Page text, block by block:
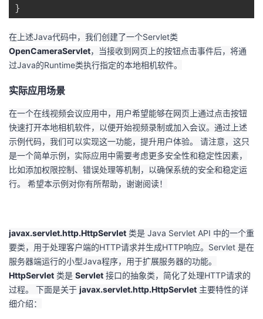
}
在上述Java代码中，我们创建了一个Servlet类
OpenCameraServlet，当接收到网页上的按钮点击事件后，将通
过Java的Runtime类执行指定的本地相机软件。
实际应用场景
在一个在线视频会议应用中，用户希望能够在网页上通过点击按钮
快速打开本地相机软件，以便开始视频录制或加入会议。通过上述
示例代码，我们可以实现这一功能，提升用户体验。 请注意，这只
是一个简单示例，实际应用中需要考虑更多安全性和稳定性因素，
比如添加权限控制、错误处理等机制，以确保系统的安全和稳定运
行。 希望本示例对你有所帮助，谢谢阅读！
javax.servlet.http.HttpServlet 类是 Java Servlet API 中的一个重
要类，用于处理客户端的HTTP请求并生成HTTP响应。Servlet 是在
服务器端运行的小型Java程序，用于扩展服务器的功能。
HttpServlet 类是 Servlet 接口的抽象类，简化了处理HTTP请求的
过程。 下面是关于 javax.servlet.http.HttpServlet 主要特性的详
细介绍：